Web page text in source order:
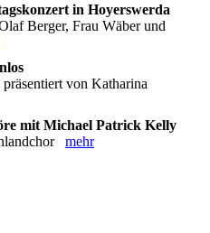
in Hoyerswerda
Berger, Frau Wäber und
von Katharina
mit Michael Patrick Kelly
mehr